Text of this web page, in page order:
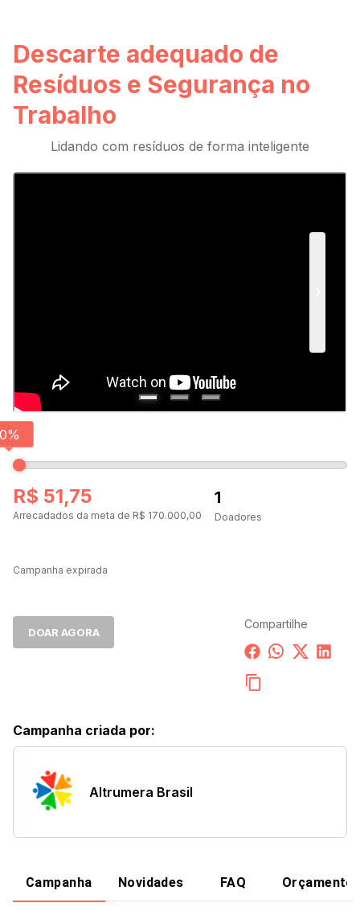
Descarte adequado de
Resíduos e Segurança no
Trabalho
Lidando com resíduos de forma inteligente
%
R$ 51,75
Arrecadados da meta de R$ 170.000,00
1
Doadores
Campanha expirada
DOAR AGORA
Compartilhe
Campanha criada por:
Altrumera Brasil
Campanha Novidades FAQ Orçamento